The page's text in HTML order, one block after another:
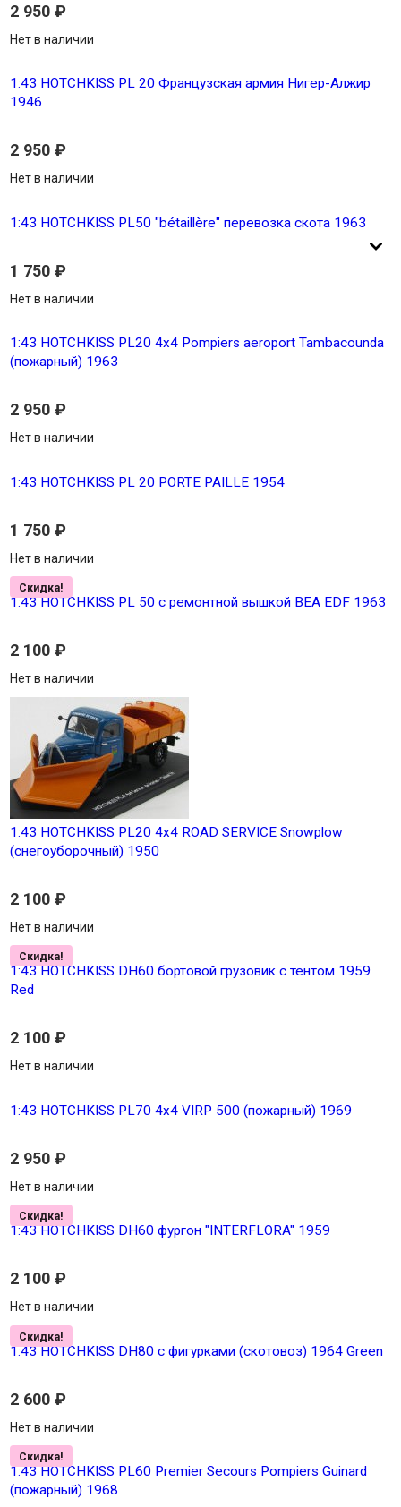
2 950 ₽
Нет в наличии
1:43 HOTCHKISS PL 20 Французская армия Нигер-Алжир
1946
2 950 ₽
Нет в наличии
1:43 HOTCHKISS PL50 "bétaillère" перевозка скота 1963
1 750 ₽
Нет в наличии
1:43 HOTCHKISS PL20 4x4 Pompiers aeroport Tambacounda
(пожарный) 1963
2 950 ₽
Нет в наличии
1:43 HOTCHKISS PL 20 PORTE PAILLE 1954
1 750 ₽
Нет в наличии
Скидка!
1:43 HOTCHKISS PL 50 с ремонтной вышкой BEA EDF 1963
2 100 ₽
Нет в наличии
1:43 HOTCHKISS PL20 4x4 ROAD SERVICE Snowplow
(снегоуборочный) 1950
2 100 ₽
Нет в наличии
Скидка!
1:43 HOTCHKISS DH60 бортовой грузовик с тентом 1959
Red
2 100 ₽
Нет в наличии
1:43 HOTCHKISS PL70 4x4 VIRP 500 (пожарный) 1969
2 950 ₽
Нет в наличии
Скидка!
1:43 HOTCHKISS DH60 фургон "INTERFLORA" 1959
2 100 ₽
Нет в наличии
Скидка!
1:43 HOTCHKISS DH80 с фигурками (скотовоз) 1964 Green
2 600 ₽
Нет в наличии
Скидка!
1:43 HOTCHKISS PL60 Premier Secours Pompiers Guinard
(пожарный) 1968